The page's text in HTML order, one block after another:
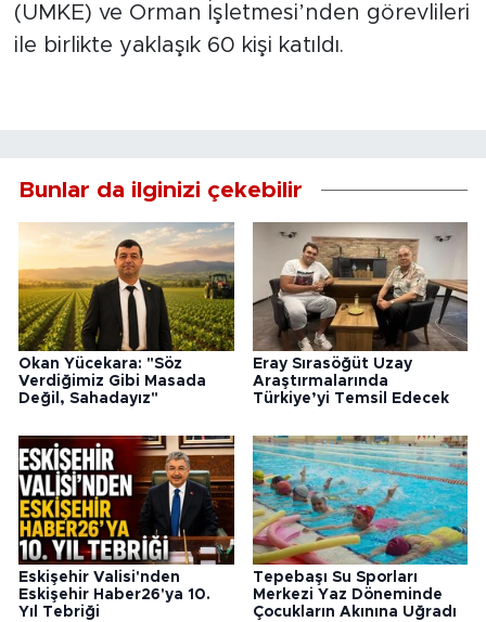
(UMKE) ve Orman İşletmesi’nden görevlileri
ile birlikte yaklaşık 60 kişi katıldı.
Bunlar da ilginizi çekebilir
Okan Yücekara: "Söz
Verdiğimiz Gibi Masada
Değil, Sahadayız"
Eray Sırasöğüt Uzay
Araştırmalarında
Türkiye’yi Temsil Edecek
Eskişehir Valisi'nden
Eskişehir Haber26'ya 10.
Yıl Tebriği
Tepebaşı Su Sporları
Merkezi Yaz Döneminde
Çocukların Akınına Uğradı